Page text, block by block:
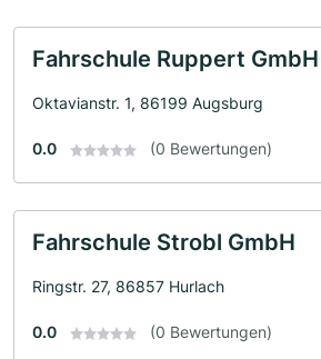
Fahrschule Ruppert GmbH
Oktavianstr. 1, 86199 Augsburg
0.0 (0 Bewertungen)
Fahrschule Strobl GmbH
Ringstr. 27, 86857 Hurlach
0.0 (0 Bewertungen)